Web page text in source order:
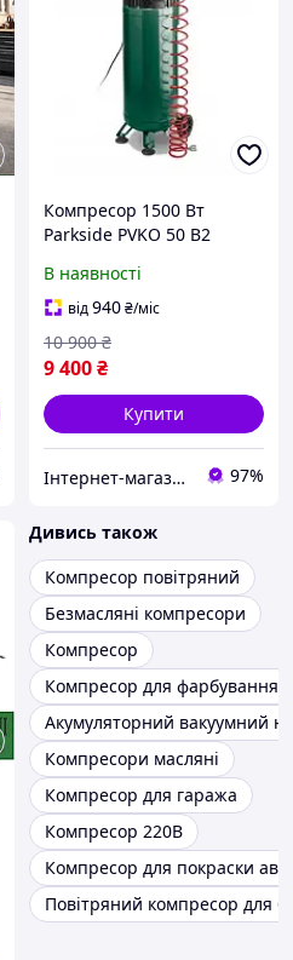
Компресор 1500 Вт
Parkside PVKO 50 B2
безмасляний 50 л 10 бар
В наявності
від940₴/міс
9 400₴
10 900 ₴
Купити
Інтернет-магазин "МаркТех" 97%
Дивись також
Компресор повітряний
Безмасляні компресори
Компресор
Компресор для фарбування
Акумуляторний вакуумний
Компресори масляні
Компресор для гаража
Компресор 220В
Компресор для покраски
Повітряний компресор для